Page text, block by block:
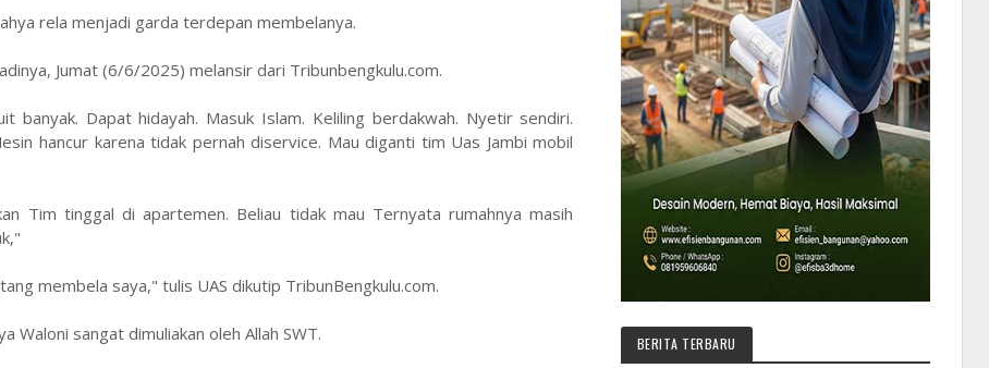
rela menjadi garda terdepan membelanya.
Jumat (6/6/2025) melansir dari Tribunbengkulu.com.
banyak. Dapat hidayah. Masuk Islam. Keliling berdakwah. Nyetir sendiri.
hancur karena tidak pernah diservice. Mau diganti tim Uas Jambi mobil
Tim tinggal di apartemen. Beliau tidak mau Ternyata rumahnya masih
membela saya," tulis UAS dikutip TribunBengkulu.com.
Waloni sangat dimuliakan oleh Allah SWT. BERITA TERBARU